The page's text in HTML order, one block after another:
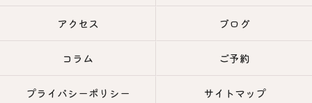
アクセス ブログ
コラム ご予約
プライバシーポリシー サイトマップ